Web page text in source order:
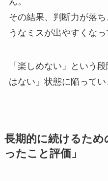
その結果、判断力が落
うなミスが出やすくなっ
「楽しめない」という
はない」状態に陥ってい
長期的に続けるため
ったこと評価」